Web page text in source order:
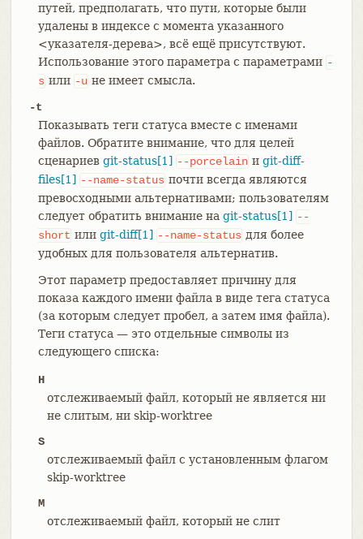
путей, предполагать, что пути, которые были
удалены в индексе с момента указанного
<указателя-дерева>, всё ещё присутствуют.
Использование этого параметра с параметрами -
s или -u не имеет смысла.
-t
Показывать теги статуса вместе с именами
файлов. Обратите внимание, что для целей
сценариев git-status[1] --porcelain и git-diff-
files[1] --name-status почти всегда являются
превосходными альтернативами; пользователям
следует обратить внимание на git-status[1] --
short или git-diff[1] --name-status для более
удобных для пользователя альтернатив.
Этот параметр предоставляет причину для
показа каждого имени файла в виде тега статуса
(за которым следует пробел, а затем имя файла).
Теги статуса — это отдельные символы из
следующего списка:
H
отслеживаемый файл, который не является ни
не слитым, ни skip-worktree
S
отслеживаемый файл с установленным флагом
skip-worktree
M
отслеживаемый файл, который не слит